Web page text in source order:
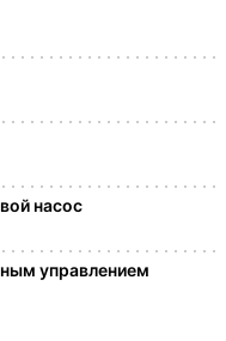
насос
управлением